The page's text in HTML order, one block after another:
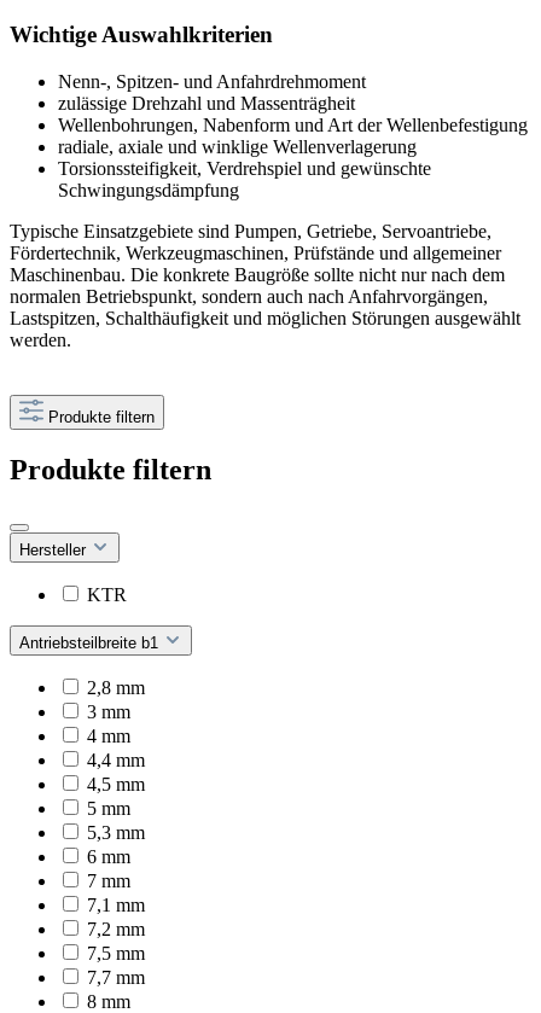
Wichtige Auswahlkriterien
Nenn-, Spitzen- und Anfahrdrehmoment
zulässige Drehzahl und Massenträgheit
Wellenbohrungen, Nabenform und Art der Wellenbefestigung
radiale, axiale und winklige Wellenverlagerung
Torsionssteifigkeit, Verdrehspiel und gewünschte
Schwingungsdämpfung
Typische Einsatzgebiete sind Pumpen, Getriebe, Servoantriebe,
Fördertechnik, Werkzeugmaschinen, Prüfstände und allgemeiner
Maschinenbau. Die konkrete Baugröße sollte nicht nur nach dem
normalen Betriebspunkt, sondern auch nach Anfahrvorgängen,
Lastspitzen, Schalthäufigkeit und möglichen Störungen ausgewählt
werden.
Produkte filtern
Produkte filtern
Hersteller
KTR
Antriebsteilbreite b1
2,8 mm
3 mm
4 mm
4,4 mm
4,5 mm
5 mm
5,3 mm
6 mm
7 mm
7,1 mm
7,2 mm
7,5 mm
7,7 mm
8 mm